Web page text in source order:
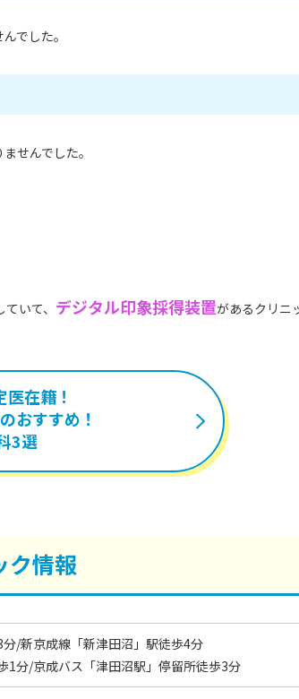
でした。
せんでした。
いて、 デジタル印象採得装置があるクリニ
在籍！
おすすめ！
3選
ク情報
/新京成線「新津田沼」駅徒歩4分
1分/京成バス「津田沼駅」停留所徒歩3分